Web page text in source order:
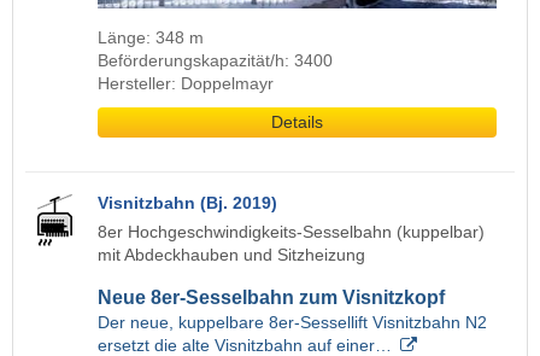
Länge: 348 m
Beförderungskapazität/h: 3400
Hersteller: Doppelmayr
Details
Visnitzbahn (Bj. 2019)
8er Hochgeschwindigkeits-Sesselbahn (kuppelbar)
mit Abdeckhauben und Sitzheizung
Neue 8er-Sesselbahn zum Visnitzkopf
Der neue, kuppelbare 8er-Sessellift Visnitzbahn N2
ersetzt die alte Visnitzbahn auf einer…